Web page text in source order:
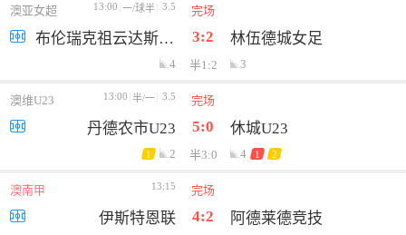
澳亚女超 13:00 一/球半 3.5 完场
布伦瑞克祖云达斯女足 3:2 林伍德城女足
4 半1:2 3
澳维U23 13:00 半/一 3.5 完场
丹德农市U23 5:0 休城U23
1 2 半3:0 4 1 2
澳南甲 13:15 完场
伊斯特恩联 4:2 阿德莱德竞技